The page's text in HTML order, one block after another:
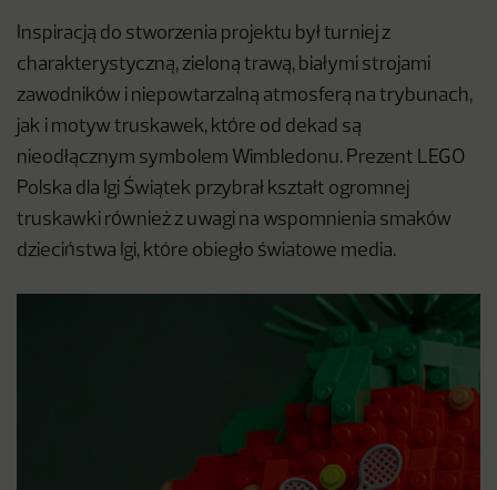
Inspiracją do stworzenia projektu był turniej z
charakterystyczną, zieloną trawą, białymi strojami
zawodników i niepowtarzalną atmosferą na trybunach,
jak i motyw truskawek, które od dekad są
nieodłącznym symbolem Wimbledonu. Prezent LEGO
Polska dla Igi Świątek przybrał kształt ogromnej
truskawki również z uwagi na wspomnienia smaków
dzieciństwa Igi, które obiegło światowe media.